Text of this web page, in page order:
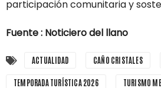
participación comunitaria y
Fuente : Noticiero del llano
ACTUALIDAD CAÑO CRISTALES
TEMPORADA TURÍSTICA 2026 TURISMO